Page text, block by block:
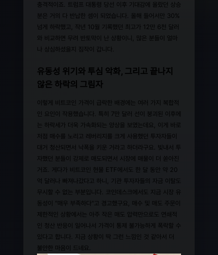
충격적이죠. 트럼프 대통령 당선 이후 기대감에 올랐던 상승
분은 거의 다 반납한 셈이 되었습니다. 올해 들어서만 30%
넘게 하락했고, 작년 10월 기록했던 최고가 12만 6천 달러
와 비교하면 무려 반토막이 난 상황이니, 많은 분들이 얼마
나 상심하셨을지 짐작이 갑니다.
유동성 위기와 투심 악화, 그리고 끝나지
않은 하락의 그림자
이렇게 비트코인 가격이 급락한 배경에는 여러 가지 복합적
인 요인이 작용했습니다. 특히 7만 달러 선이 붕괴된 이후에
는 하락세가 더욱 가속화되는 양상을 보였는데요, 이게 바로
저점 매수를 노리고 레버리지를 크게 사용했던 투자자들이
대거 청산되면서 낙폭을 키운 거라고 하더라구요. 빚내서 투
자했던 분들이 강제로 매도되면서 시장에 매물이 더 쏟아진
거죠. 게다가 비트코인 현물 ETF에서도 한 달 동안 약 20
억 달러나 빠져나갔다고 하니, 기관 투자자들의 자금 이탈도
무시할 수 없는 부분입니다. 코인데스크에서도 지금 시장 유
동성이 "매우 부족하다"고 경고했구요, 매수 및 매도 주문이
제한적인 상황에서는 아주 작은 매도 압력만으로도 연쇄적
인 청산 반응이 일어나서 가격이 통제 불가능하게 폭락할 수
있다고 합니다. 지금 상황이 딱 그런 느낌인 것 같아서 더
불안한 마음이 드네요.